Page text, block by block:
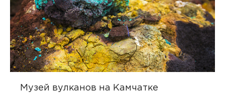
Музей вулканов на Камчатке